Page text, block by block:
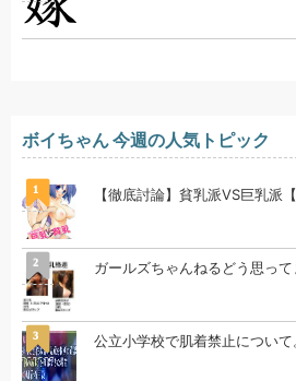
ボイちゃん 今週の人気トピック
1 【徹底討論】貧乳派VS巨乳派
2 ガールズちゃんねるどう思って
3 公立小学校で肌着禁止について